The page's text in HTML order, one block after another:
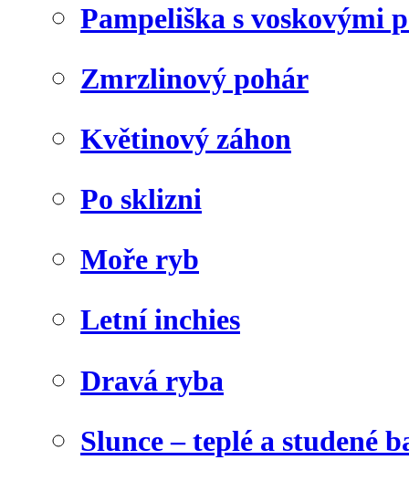
Pampeliška s voskovými
Zmrzlinový pohár
Květinový záhon
Po sklizni
Moře ryb
Letní inchies
Dravá ryba
Slunce – teplé a studené